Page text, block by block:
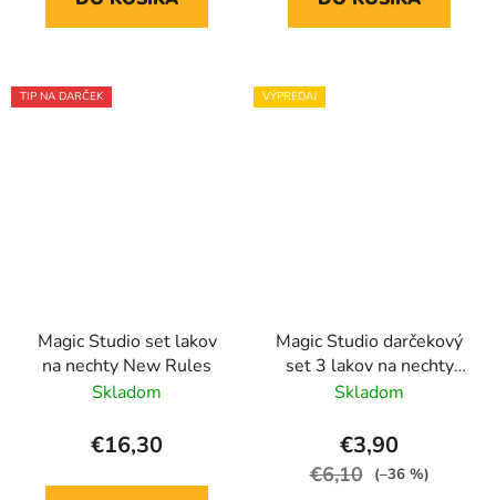
TIP NA DARČEK
Magic Studio set lakov
na nechty New Rules
Skladom
€16,30
VÝPREDAJ
Magic Studio darčekový
set 3 lakov na nechty
Love Vibes
Skladom
€3,90
€6,10 (–36 %)